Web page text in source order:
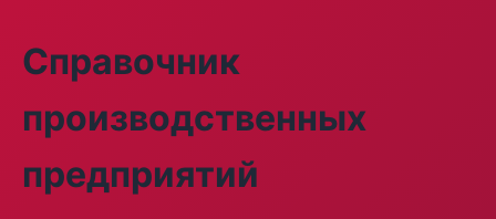
Справочник
производственных
предприятий